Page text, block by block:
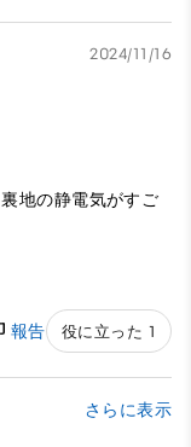
2024/11/16
地の静電気がすご
報告 役に立った 1
さらに表示